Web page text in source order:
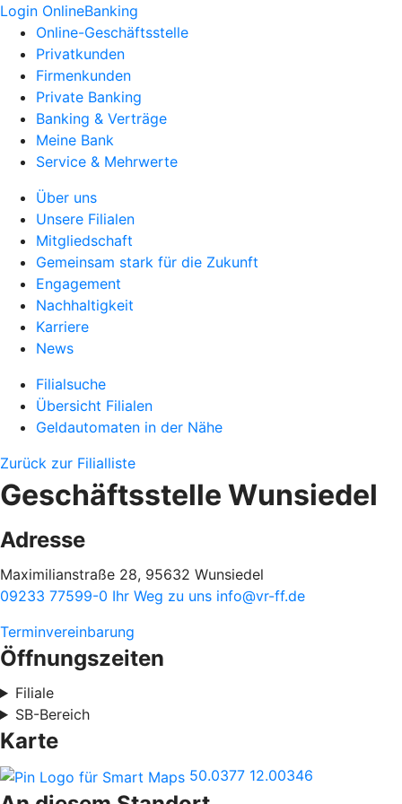
Login OnlineBanking
Online-Geschäftsstelle
Privatkunden
Firmenkunden
Private Banking
Banking & Verträge
Meine Bank
Service & Mehrwerte
Über uns
Unsere Filialen
Mitgliedschaft
Gemeinsam stark für die Zukunft
Engagement
Nachhaltigkeit
Karriere
News
Filialsuche
Übersicht Filialen
Geldautomaten in der Nähe
Zurück zur Filialliste
Geschäftsstelle Wunsiedel
Adresse
Maximilianstraße 28, 95632 Wunsiedel
09233 77599-0 Ihr Weg zu uns info@vr-ff.de
Terminvereinbarung
Öffnungszeiten
Filiale
SB-Bereich
Karte
50.0377 12.00346